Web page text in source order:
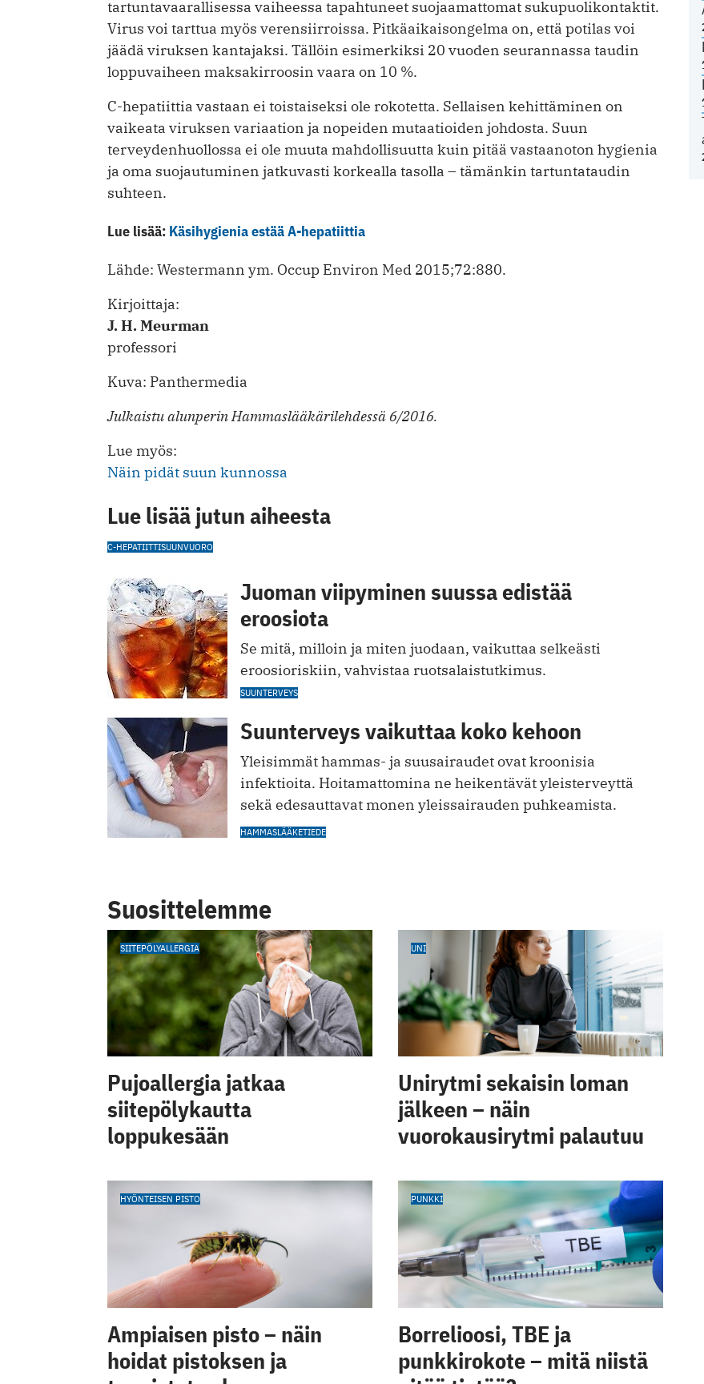
tartuntavaarallisessa vaiheessa tapahtuneet suojaamattomat sukupuolikontaktit.
Virus voi tarttua myös verensiirroissa. Pitkäaikaisongelma on, että potilas voi
jäädä viruksen kantajaksi. Tällöin esimerkiksi 20 vuoden seurannassa taudin
loppuvaiheen maksakirroosin vaara on 10 %.
C-hepatiittia vastaan ei toistaiseksi ole rokotetta. Sellaisen kehittäminen on
vaikeata viruksen variaation ja nopeiden mutaatioiden johdosta. Suun
terveydenhuollossa ei ole muuta mahdollisuutta kuin pitää vastaanoton hygienia
ja oma suojautuminen jatkuvasti korkealla tasolla – tämänkin tartuntataudin
suhteen.
Lue lisää: Käsihygienia estää A-hepatiittia
Lähde: Westermann ym. Occup Environ Med 2015;72:880.
Kirjoittaja:
J. H. Meurman
professori
Kuva: Panthermedia
Julkaistu alunperin Hammaslääkärilehdessä 6/2016.
Lue myös:
Näin pidät suun kunnossa
Lue lisää jutun aiheesta
C-HEPATIITTISUUNVUORO
Juoman viipyminen suussa edistää
eroosiota
Se mitä, milloin ja miten juodaan, vaikuttaa selkeästi
eroosioriskiin, vahvistaa ruotsalaistutkimus.
SUUNTERVEYS
Suunterveys vaikuttaa koko kehoon
Yleisimmät hammas- ja suusairaudet ovat kroonisia
infektioita. Hoitamattomina ne heikentävät yleisterveyttä
sekä edesauttavat monen yleissairauden puhkeamista.
HAMMASLÄÄKETIEDE
Suosittelemme
SIITEPÖLYALLERGIA
Pujoallergia jatkaa
siitepölykautta
loppukesään
UNI
Unirytmi sekaisin loman
jälkeen – näin
vuorokausirytmi palautuu
HYÖNTEISEN PISTO
Ampiaisen pisto – näin
hoidat pistoksen ja
PUNKKI
Borrelioosi, TBE ja
punkkirokote – mitä niistä